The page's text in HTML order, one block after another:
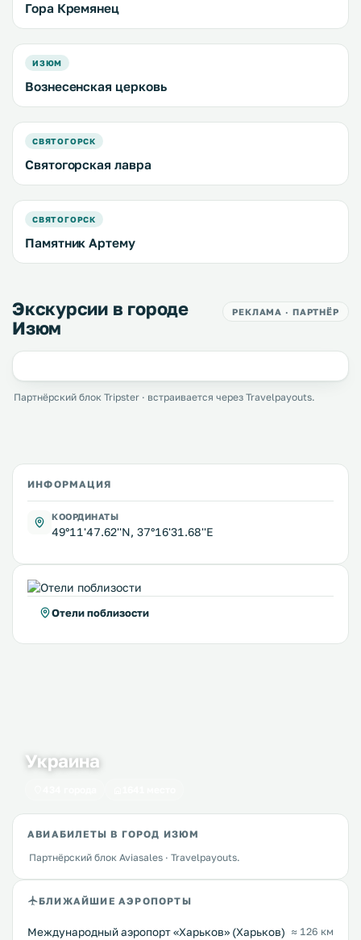
Гора Кремянец
ИЗЮМ
Вознесенская церковь
СВЯТОГОРСК
Святогорская лавра
СВЯТОГОРСК
Памятник Артему
Экскурсии в городе
Изюм
РЕКЛАМА · ПАРТНЁР
Партнёрский блок Tripster · встраивается через Travelpayouts.
ИНФОРМАЦИЯ
КООРДИНАТЫ
49°11'47.62''N, 37°16'31.68''E
Отели поблизости
Украина
АВИАБИЛЕТЫ В ГОРОД ИЗЮМ
Партнёрский блок Aviasales · Travelpayouts.
БЛИЖАЙШИЕ АЭРОПОРТЫ
Международный аэропорт «Харьков» (Харьков) ≈ 126 км